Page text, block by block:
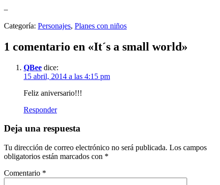
–
Categoría: Personajes, Planes con niños
1 comentario en «It´s a small world»
QBee dice:
15 abril, 2014 a las 4:15 pm
Feliz aniversario!!!
Responder
Deja una respuesta
Tu dirección de correo electrónico no será publicada. Los campos
obligatorios están marcados con *
Comentario *